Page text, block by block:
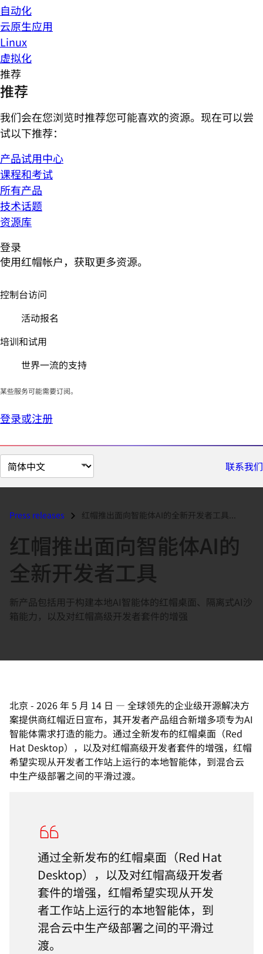
自动化
云原生应用
Linux
虚拟化
推荐
推荐
我们会在您浏览时推荐您可能喜欢的资源。现在可以尝
试以下推荐：
产品试用中心
课程和考试
所有产品
技术话题
资源库
登录
使用红帽帐户，获取更多资源。
控制台访问
活动报名
培训和试用
世界一流的支持
某些服务可能需要订阅。
登录或注册
切
换
面
联系我们
Press releases 红帽推出面向智能体AI的全新开发者工具...
红帽推出面向智能体AI的
全新开发者工具
新产品包括用于构建本地AI智能体的红帽桌面、隔离式AI沙
箱能力，以及对红帽高级开发者套件的增强
北京 - 2026 年 5 月 14 日 — 全球领先的企业级开源解决方
案提供商红帽近日宣布， 其开发者产品组合新增多项专为AI
智能体需求打造的能力。 通过全新发布的红帽桌面（Red
Hat Desktop），以及对红帽高级开发者套件的增强， 红帽
希望实现从开发者工作站上运行的本地智能体， 到混合云
中生产级部署之间的平滑过渡。
通过全新发布的红帽桌面（Red Hat
Desktop），以及对红帽高级开发者
套件的增强， 红帽希望实现从开发
者工作站上运行的本地智能体， 到
混合云中生产级部署之间的平滑过
渡。